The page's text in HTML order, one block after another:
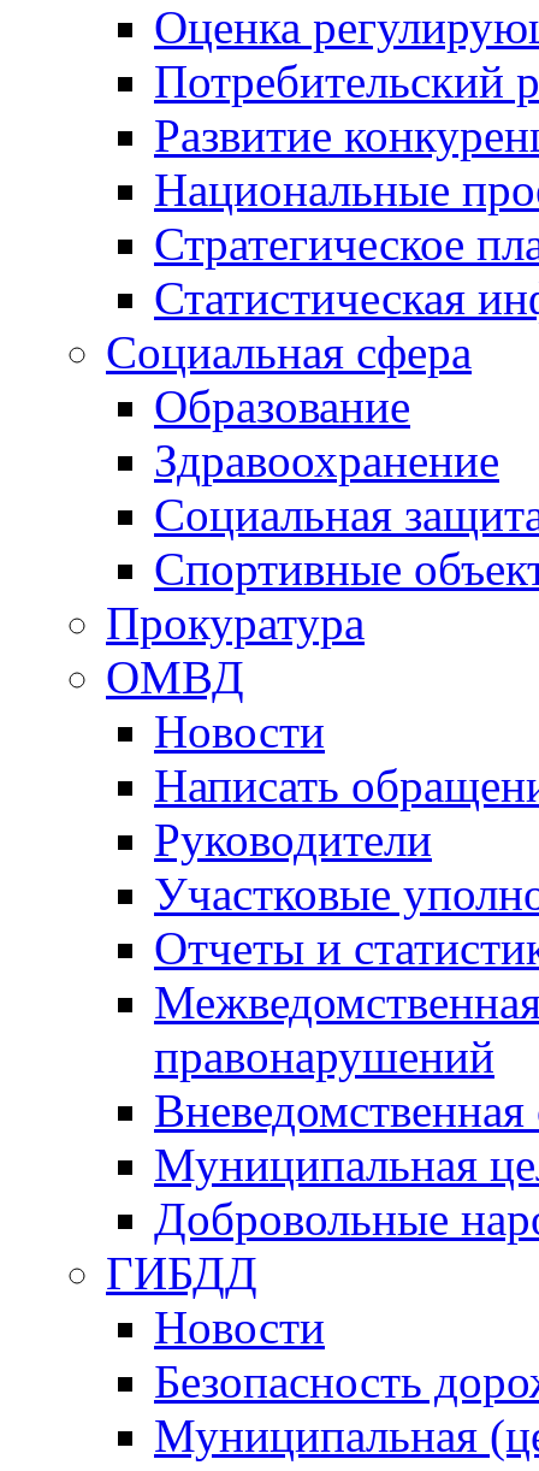
Оценка
Потребительский
Развитие
Национальные
Стратегическое
Статистическая
Социальная сфера
Образование
Здравоохранение
Социальная
Спортивные
Прокуратура
ОМВД
Новости
Написать
Руководители
Участковые
Отчеты и
правонарушений
Вневедомственная
Муниципальная
Добровольные
ГИБДД
Новости
Безопасность
Муниципальная